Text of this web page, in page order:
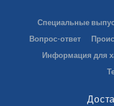
Специальные
Вопрос-ответ
Информация для